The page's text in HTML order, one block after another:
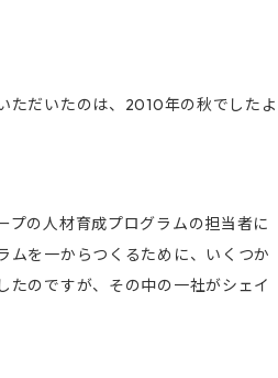
ただいたのは、2010年の秋でしたよ
プの人材育成プログラムの担当者に
ムを一からつくるために、いくつか
たのですが、その中の一社がシェイ